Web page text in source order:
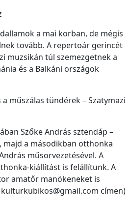
a mai korban, de mégis
tovább. A repertoár gerincét
muzsikán túl szemezgetnek a
és a Balkáni országok
a műszálas tündérek – Szatymazi
Szőke András sztendáp –
a másodikban otthonka
műsorvezetésével. A
kiállítást is felállítunk. A
amatőr manökeneket is
címen)